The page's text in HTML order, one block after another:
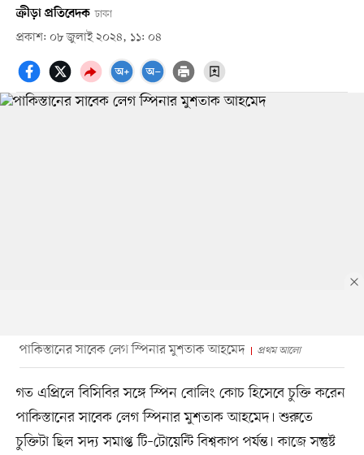
ক্রীড়া প্রতিবেদক ঢাকা
প্রকাশ: ০৮ জুলাই ২০২৪, ১১: ০৪
পাকিস্তানের সাবেক লেগ স্পিনার মুশতাক আহমেদ প্রথম আলো
গত এপ্রিলে বিসিবির সঙ্গে স্পিন বোলিং কোচ হিসেবে চুক্তি করেন
পাকিস্তানের সাবেক লেগ স্পিনার মুশতাক আহমেদ। শুরুতে
চুক্তিটা ছিল সদ্য সমাপ্ত টি–টোয়েন্টি বিশ্বকাপ পর্যন্ত। কাজে সন্তুষ্ট